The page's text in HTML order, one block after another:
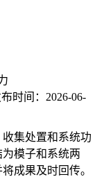
时间： 2026-06-
集处置和系统功
模子和系统两
成果及时回传。